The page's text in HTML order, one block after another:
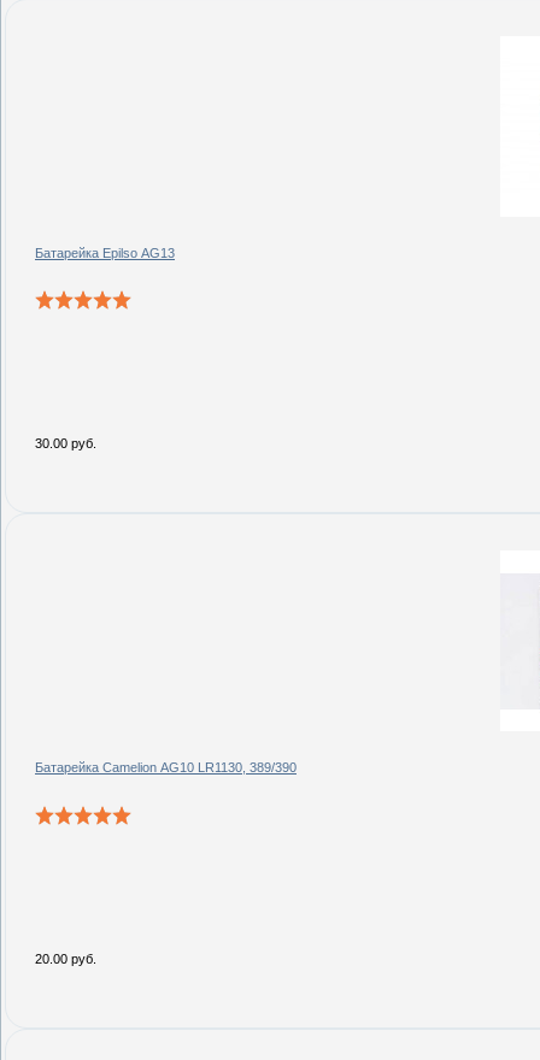
Батарейка Epilso AG13
30.00 руб.
Батарейка Camelion АG10 LR1130, 389/390
20.00 руб.